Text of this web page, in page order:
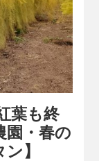
葉も終
園・春の
】